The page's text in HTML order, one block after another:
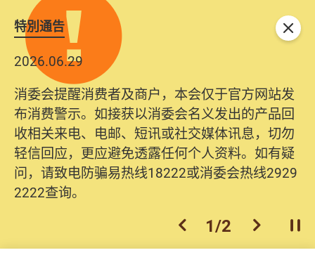
特別通告
2026.06.29
消委会提醒消费者及商户，本会仅于官方网站发
布消费警示。如接获以消委会名义发出的产品回
收相关来电、电邮、短讯或社交媒体讯息，切勿
轻信回应，更应避免透露任何个人资料。如有疑
问，请致电防骗易热线18222或消委会热线2929
2222查询。
上一个
1/2 下一个开
关闭